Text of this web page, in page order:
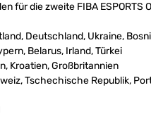
für die zweite FIBA ESPORTS
Deutschland, Ukraine,
Belarus, Irland, Türkei
Kroatien, Großbritannien
Tschechische Republik,